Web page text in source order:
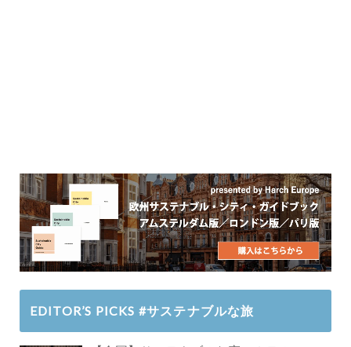
EDITOR’S PICKS #サステナブルな旅